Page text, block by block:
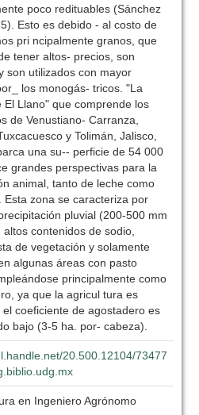
poco redituables (Sánchez
Esto es debido - al costo de
pri ncipalmente granos, que
tener altos- precios, son
son utilizados con mayor
los monogás- tricos. "La
El Llano" que comprende los
de Venustiano- Carranza,
y Tolimán, Jalisco,
una su-- perficie de 54 000
grandes perspectivas para la
animal, tanto de leche como
Esta zona se caracteriza por
pluvial (200-500 mm
altos contenidos de sodio,
de vegetación y solamente
algunas áreas con pasto
principalmente como
ya que la agricul tura es
el coeficiente de agostadero es
bajo (3-5 ha. por- cabeza).
20.500.12104/73477
en Ingeniero Agrónomo